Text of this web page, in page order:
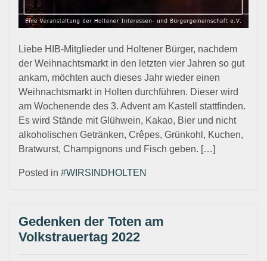
Liebe HIB-Mitglieder und Holtener Bürger, nachdem
der Weihnachtsmarkt in den letzten vier Jahren so gut
ankam, möchten auch dieses Jahr wieder einen
Weihnachtsmarkt in Holten durchführen. Dieser wird
am Wochenende des 3. Advent am Kastell stattfinden.
Es wird Stände mit Glühwein, Kakao, Bier und nicht
alkoholischen Getränken, Crêpes, Grünkohl, Kuchen,
Bratwurst, Champignons und Fisch geben. […]
Posted in #WIRSINDHOLTEN
Gedenken der Toten am
Volkstrauertag 2022